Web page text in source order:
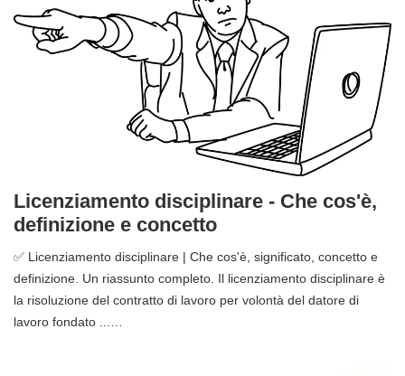
Licenziamento disciplinare - Che cos'è,
definizione e concetto
✅ Licenziamento disciplinare | Che cos'è, significato, concetto e
definizione. Un riassunto completo. Il licenziamento disciplinare è
la risoluzione del contratto di lavoro per volontà del datore di
lavoro fondato ...…